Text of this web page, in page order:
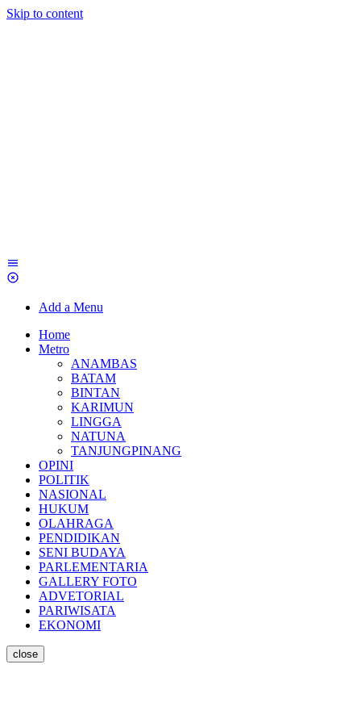
Skip to content
Add a Menu
Home
Metro
ANAMBAS
BATAM
BINTAN
KARIMUN
LINGGA
NATUNA
TANJUNGPINANG
OPINI
POLITIK
NASIONAL
HUKUM
OLAHRAGA
PENDIDIKAN
SENI BUDAYA
PARLEMENTARIA
GALLERY FOTO
ADVETORIAL
PARIWISATA
EKONOMI
close